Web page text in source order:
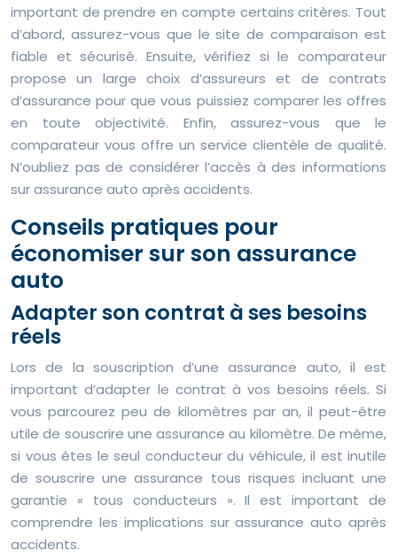
important de prendre en compte certains critères. Tout
d’abord, assurez-vous que le site de comparaison est
fiable et sécurisé. Ensuite, vérifiez si le comparateur
propose un large choix d’assureurs et de contrats
d’assurance pour que vous puissiez comparer les offres
en toute objectivité. Enfin, assurez-vous que le
comparateur vous offre un service clientèle de qualité.
N’oubliez pas de considérer l’accès à des informations
sur assurance auto après accidents.
Conseils pratiques pour
économiser sur son assurance
auto
Adapter son contrat à ses besoins
réels
Lors de la souscription d’une assurance auto, il est
important d’adapter le contrat à vos besoins réels. Si
vous parcourez peu de kilomètres par an, il peut-être
utile de souscrire une assurance au kilomètre. De même,
si vous êtes le seul conducteur du véhicule, il est inutile
de souscrire une assurance tous risques incluant une
garantie « tous conducteurs ». Il est important de
comprendre les implications sur assurance auto après
accidents.